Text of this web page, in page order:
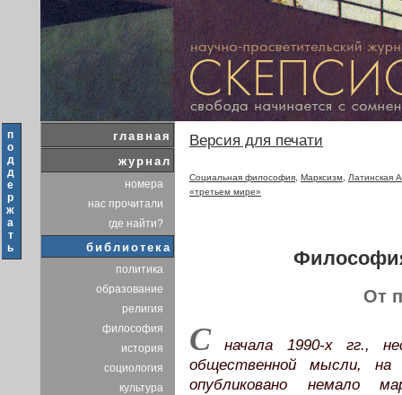
п
о
д
д
е
р
ж
а
т
ь
главная
журнал
номера
нас прочитали
где найти?
библиотека
политика
образование
религия
философия
история
социология
культура
Версия для печати
Социальная философия Марксизм
Латинская
«третьем мире»
От
C начала 1990-х гг.,
общественной мысли, на
опубликовано немало